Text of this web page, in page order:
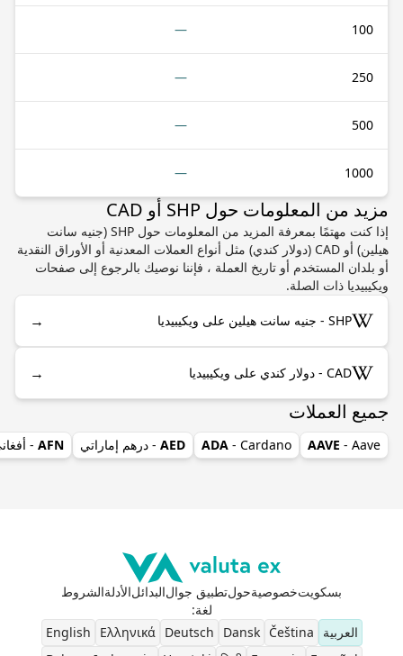
100
—
250
—
500
—
1000
—
مزيد من المعلومات حول SHP أو CAD
إذا كنت مهتمًا بمعرفة المزيد من المعلومات حول SHP (جنيه سانت
هيلين) أو CAD (دولار كندي) مثل أنواع العملات المعدنية أو الأوراق النقدية
أو بلدان المستخدم أو تاريخ العملة ، فإننا نوصيك بالرجوع إلى صفحات
ويكيبيديا ذات الصلة.
SHP - جنيه سانت هيلين على ويكيبيديا →
CAD - دولار كندي على ويكيبيديا →
جميع العملات
AAVE - Aave
ADA - Cardano
AED - درهم إماراتي AFN
-
بسكويتخصوصيةحولتطبيق جوالالبدائلالأدلةالشروط
لغة:
العربية
Čeština
Dansk
Deutsch
Ελληνικά
English